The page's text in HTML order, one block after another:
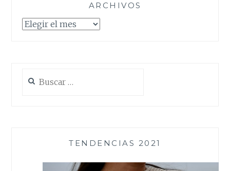
ARCHIVOS
Archivos
TENDENCIAS 2021